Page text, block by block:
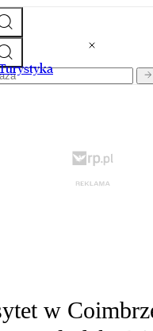
urystyka
w